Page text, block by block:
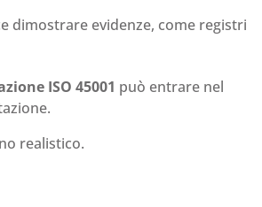
dimostrare evidenze, come registri
ISO 45001 può entrare nel
realistico.